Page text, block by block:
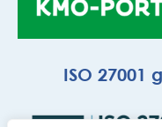
ISO 27001